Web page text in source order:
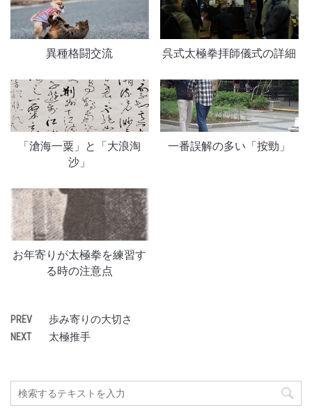
異種格闘交流 呉式太極拳拝師儀式の詳細
「滄海一粟」と「大浪淘
沙」
一番誤解の多い「按勁」
お年寄りが太極拳を練習す
る時の注意点
PREV 歩み寄りの大切さ
NEXT 太極推手